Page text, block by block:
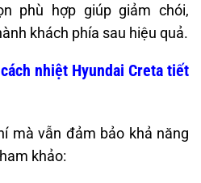
phù hợp giúp giảm chói,
khách phía sau hiệu quả.
nhiệt Hyundai Creta tiết
mà vẫn đảm bảo khả năng
khảo: